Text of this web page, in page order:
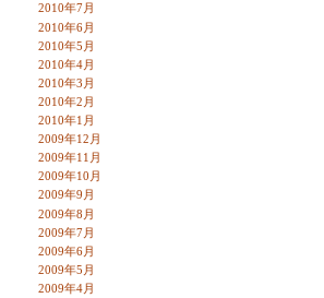
2010年7月
2010年6月
2010年5月
2010年4月
2010年3月
2010年2月
2010年1月
2009年12月
2009年11月
2009年10月
2009年9月
2009年8月
2009年7月
2009年6月
2009年5月
2009年4月